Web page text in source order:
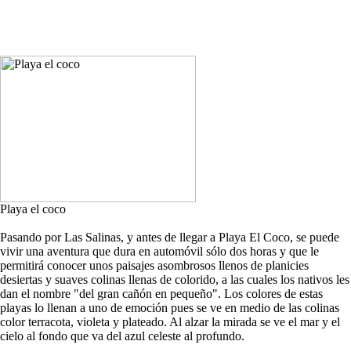
Playa el coco
Pasando por Las Salinas, y antes de llegar a Playa El Coco, se puede
vivir una aventura que dura en automóvil sólo dos horas y que le
permitirá conocer unos paisajes asombrosos llenos de planicies
desiertas y suaves colinas llenas de colorido, a las cuales los nativos les
dan el nombre "del gran cañón en pequeño". Los colores de estas
playas lo llenan a uno de emoción pues se ve en medio de las colinas
color terracota, violeta y plateado. Al alzar la mirada se ve el mar y el
cielo al fondo que va del azul celeste al profundo.